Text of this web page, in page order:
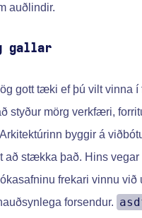
auðlindir.
gallar
gott tæki ef þú vilt vinna í
styður mörg verkfæri,
byggir á
að stækka það. Hins vegar
frekari vinnu við
forsendur.